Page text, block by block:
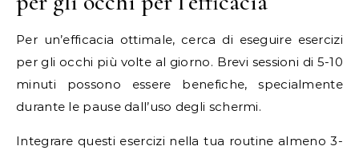
Per un’efficacia ottimale, cerca di eseguire esercizi
per gli occhi più volte al giorno. Brevi sessioni di 5-10
minuti possono essere benefiche, specialmente
durante le pause dall’uso degli schermi.
Integrare questi esercizi nella tua routine almeno 3-